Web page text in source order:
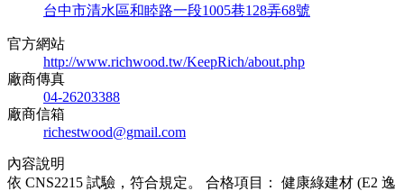
台中市清水區和睦路一段1005巷128弄68號
官方網站
http://www.richwood.tw/KeepRich/about.php
廠商傳真
04-26203388
廠商信箱
richestwood@gmail.com
內容說明
依 CNS2215 試驗，符合規定。 合格項目： 健康綠建材 (E2 逸